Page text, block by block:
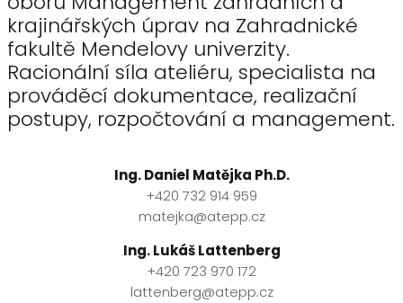
krajinářských úprav na Zahradnické
fakultě Mendelovy univerzity.
Racionální síla ateliéru, specialista na
prováděcí dokumentace, realizační
postupy, rozpočtování a management.
Ing. Daniel Matějka Ph.D.
+420 732 914 959
matejka@atepp.cz
Ing. Lukáš Lattenberg
+420 723 970 172
lattenberg@atepp.cz